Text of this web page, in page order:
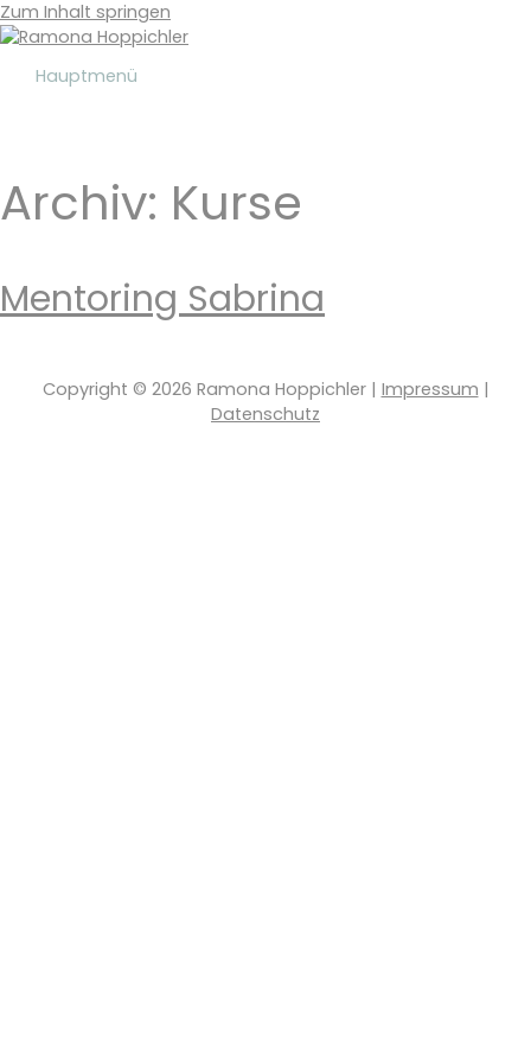
Zum Inhalt springen
Hauptmenü
Archiv: Kurse
Mentoring Sabrina
Copyright © 2026 Ramona Hoppichler| Impressum |
Datenschutz